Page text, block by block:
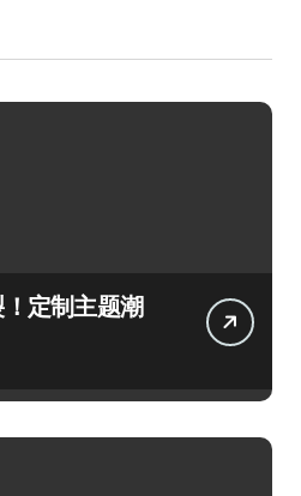
定制主题潮